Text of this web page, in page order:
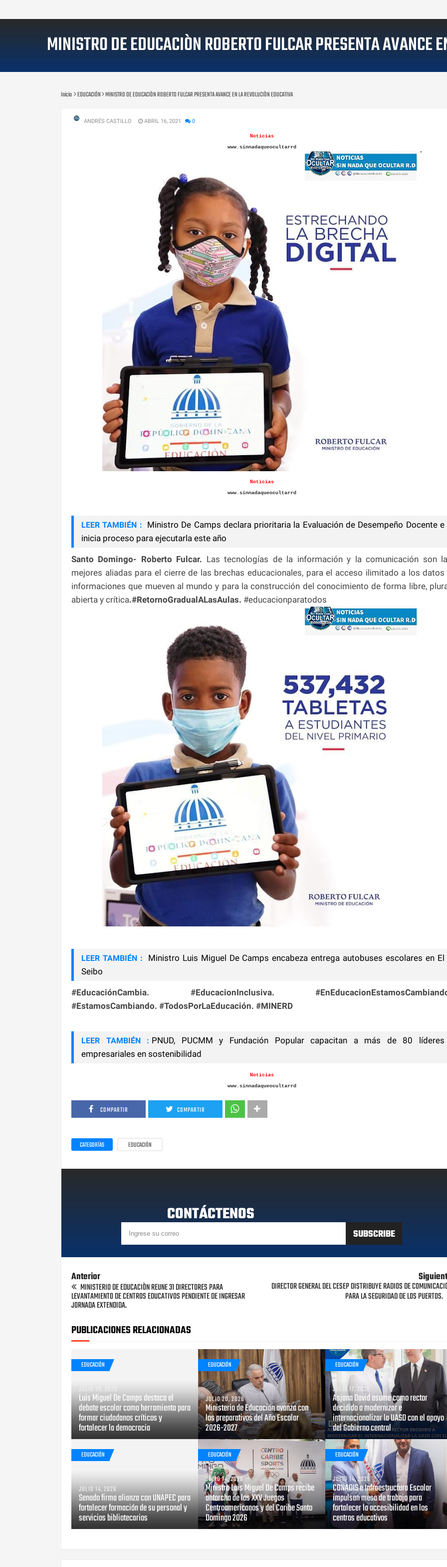
MINISTRO DE EDUCACIÒN ROBERTO FULCAR PRESENTA AVANCE
Inicio EDUCACIÓN MINISTRO DE EDUCACIÒN ROBERTO FULCAR PRESENTA AVANCE EN LA REVOLUCIÒN EDUCATIVA
ANDRÉS CASTILLO ABRIL 16, 2021 0
Noticias
www.sinnadaqueocultarrd
Noticias
www.sinnadaqueocultarrd
LEER TAMBIÉN :
Ministro De Camps declara prioritaria la Evaluación de Desempeño Docente e
inicia proceso para ejecutarla este año
Santo Domingo- Roberto Fulcar. Las tecnologías de la información y la comunicación son
mejores aliadas para el cierre de las brechas educacionales, para el acceso ilimitado a los datos
informaciones que mueven al mundo y para la construcción del conocimiento de forma libre,
abierta y crítica.#RetornoGradualALasAulas. #educacionparatodos
LEER TAMBIÉN :
Ministro Luis Miguel De Camps encabeza entrega autobuses escolares en El
Seibo
#EducaciónCambia. #EducacionInclusiva.
#EstamosCambiando. #TodosPorLaEducación. #MINERD
LEER TAMBIÉN : PNUD, PUCMM y Fundación Popular capacitan a más de 80 líderes
empresariales en sostenibilidad
Noticias
www.sinnadaqueocultarrd
COMPARTIR COMPARTIR
CATEGORÍAS EDUCACIÓN
CONTÁCTENOS
Anterior
MINISTERIO DE EDUCACIÒN REUNE 31 DIRECTORES PARA
LEVANTAMIENTO DE CENTROS EDUCATIVOS PENDIENTE DE INGRESAR
JORNADA EXTENDIDA.
DIRECTOR GENERAL DEL CESEP DISTRIBUYE RADIOS DE
PARA LA SEGURIDAD DE LOS PUERTOS.
PUBLICACIONES RELACIONADAS
EDUCACIÓN
JULIO 29, 2026
Luis Miguel De Camps destaca el
debate escolar como herramienta para
formar ciudadanos críticos y
fortalecer la democracia
EDUCACIÓN
JULIO 20, 2026
Ministerio de Educación avanza con
los preparativos del Año Escolar
2026-2027
EDUCACIÓN
JULIO 17, 2026
Asjana David asume como rector
decidido a modernizar e
internacionalizar la UASD con el apoyo
del Gobierno central
EDUCACIÓN
JULIO 14, 2026
Senado firma alianza con UNAPEC para
fortalecer formación de su personal y
servicios bibliotecarios
EDUCACIÓN
JULIO 14, 2026
Ministro Luis Miguel De Camps recibe
antorcha de los XXV Juegos
Centroamericanos y del Caribe Santo
Domingo 2026
EDUCACIÓN
JULIO 14, 2026
CONADIS e Infraestructura Escolar
impulsan mesa de trabajo para
fortalecer la accesibilidad en los
centros educativos